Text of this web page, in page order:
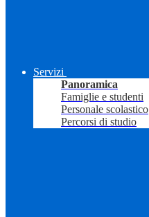
Servizi
Panoramica
Famiglie e studenti
Personale scolastico
Percorsi di studio